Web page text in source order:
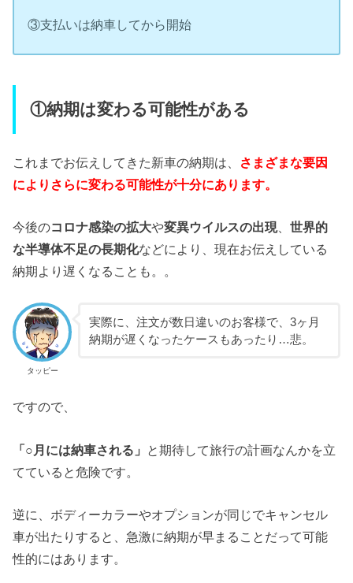
③支払いは納車してから開始
①納期は変わる可能性がある
これまでお伝えしてきた新車の納期は、 さまざまな要因
によりさらに変わる可能性が十分にあります。
今後のコロナ感染の拡大や変異ウイルスの出現、世界的
な半導体不足の長期化などにより、現在お伝えしている
納期より遅くなることも。。
タッピー
実際に、注文が数日違いのお客様で、3ヶ月
納期が遅くなったケースもあったり…悲。
ですので、
「○月には納車される」 と期待して旅行の計画なんかを立
てていると危険です。
逆に、ボディーカラーやオプションが同じでキャンセル
車が出たりすると、急激に納期が早まることだって可能
性的にはあります。